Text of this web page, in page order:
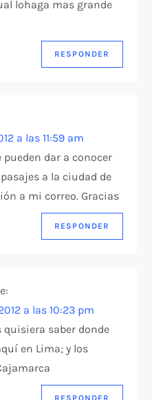
lohaga mas grande
RESPONDER
a las 11:59 am
pueden dar a conocer
a la ciudad de
a mi correo. Gracias
RESPONDER
a las 10:23 pm
quisiera saber donde
en Lima; y los
RESPONDER